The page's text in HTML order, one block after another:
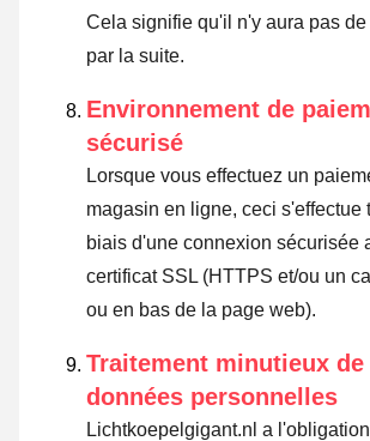
Cela signifie qu'il n'y aura pas
par la suite.
Environnement de
sécurisé
Lorsque vous effectuez un
magasin en ligne, ceci s'effectue
biais d'une connexion sécurisée
certificat SSL (HTTPS et/ou un
ou en bas de la page web).
Traitement minutieux de
données personnelles
Lichtkoepelgigant.nl a